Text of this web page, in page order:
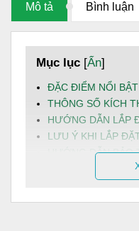
Mô tả Bình luận
Mục lục [Ẩn]
ĐẶC ĐIỂM NỔI BẬT
THÔNG SỐ KÍCH
HƯỚNG DẪN LẮP
LƯU Ý KHI LẮP
HƯỚNG DẪN BẢO
DỊCH VỤ VÀ HẬU
Bồn nước inox Dapha